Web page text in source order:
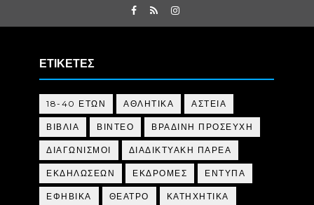
ΕΤΙΚΕΤΕΣ
18-40 ΕΤΩΝ ΑΘΛΗΤΙΚΑ ΑΣΤΕΙΑ
ΒΙΒΛΙΑ ΒΙΝΤΕΟ ΒΡΑΔΙΝΗ ΠΡΟΣΕΥΧΗ
ΔΙΑΓΩΝΙΣΜΟΙ ΔΙΑΔΙΚΤΥΑΚΗ ΠΑΡΕΑ
ΕΚΔΗΛΩΣΕΩΝ ΕΚΔΡΟΜΕΣ ΕΝΤΥΠΑ
ΕΦΗΒΙΚΑ ΘΕΑΤΡΟ ΚΑΤΗΧΗΤΙΚΑ